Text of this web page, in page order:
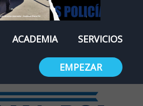
ACADEMIA SERVICIOS
EMPEZAR